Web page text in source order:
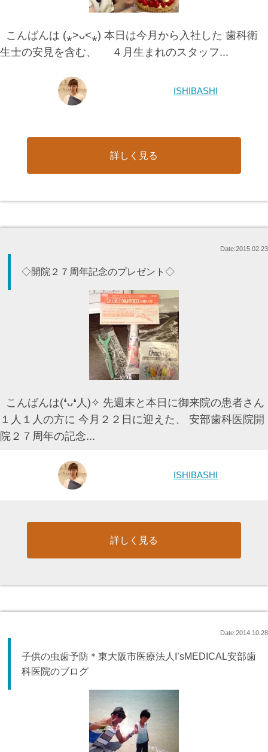
こんばんは (⁎˃ᴗ˂⁎) 本日は今月から入社した 歯科衛
生士の安見を含む、 ４月生まれのスタッフ...
ISHIBASHI
詳しく見る
Date:2015.02.23
◇開院２７周年記念のプレゼント◇
こんばんは(❛ᴗ❛人)✧ 先週末と本日に御来院の患者さん
１人１人の方に 今月２２日に迎えた、 安部歯科医院開
院２７周年の記念...
ISHIBASHI
詳しく見る
Date:2014.10.28
子供の虫歯予防＊東大阪市医療法人I’sMEDICAL安部歯
科医院のブログ